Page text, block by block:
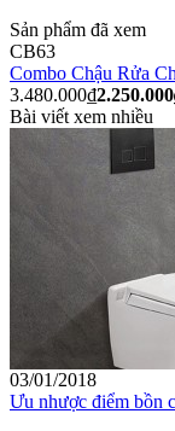
Sản phẩm đã xem
CB63
Combo Chậu Rửa
3.480.000₫
Bài viết xem nhiều
03/01/2018
Ưu nhược điểm bồn